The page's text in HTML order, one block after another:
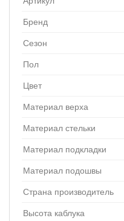
Бренд
Сезон
Пол
Цвет
Материал верха
Материал стельки
Материал подкладки
Материал подошвы
Страна производитель
Высота каблука